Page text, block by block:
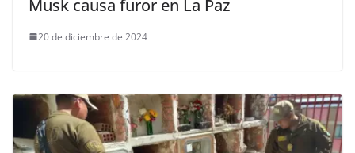
Musk causa furor en La Paz
20 de diciembre de 2024